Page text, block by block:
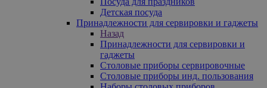
Детская посуда
Принадлежности для сервировки и гаджеты
Назад
Принадлежности для сервировки и
гаджеты
Столовые приборы сервировочные
Столовые приборы инд. пользования